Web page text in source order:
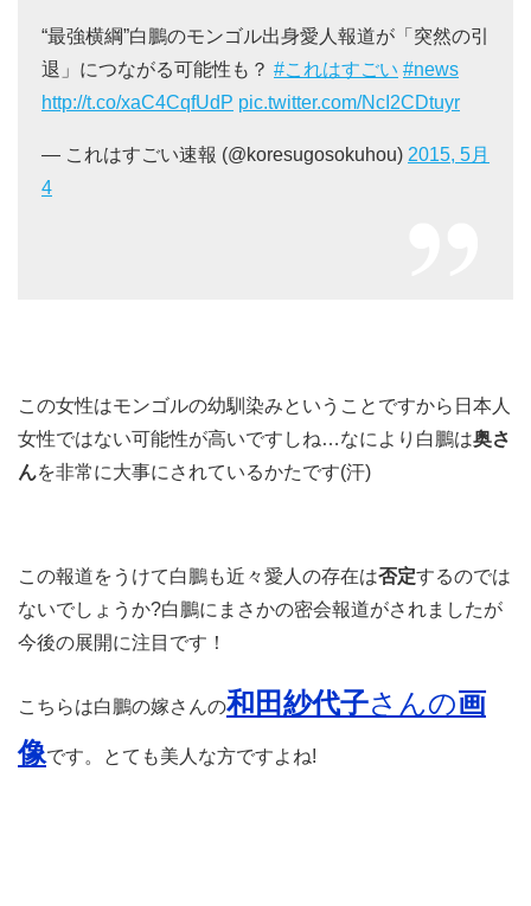
“最強横綱”白鵬のモンゴル出身愛人報道が「突然の引
退」につながる可能性も？ #これはすごい #news
http://t.co/xaC4CqfUdP pic.twitter.com/NcI2CDtuyr
— これはすごい速報 (@koresugosokuhou) 2015, 5月
4
この女性はモンゴルの幼馴染みということですから日本人
女性ではない可能性が高いですしね…なにより白鵬は奥さ
んを非常に大事にされているかたです(汗)
この報道をうけて白鵬も近々愛人の存在は否定するのでは
ないでしょうか?白鵬にまさかの密会報道がされましたが
今後の展開に注目です！
こちらは白鵬の嫁さんの和田紗代子さんの画
像です。とても美人な方ですよね!